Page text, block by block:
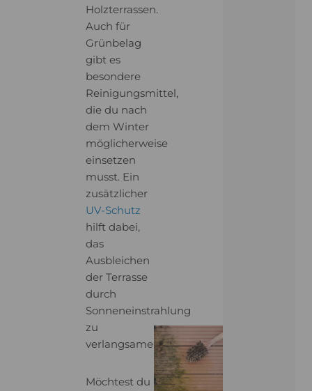
Holzterrassen.
Auch für
Grünbelag
gibt es
besondere
Reinigungsmittel,
die du nach
dem Winter
möglicherweise
einsetzen
musst. Ein
zusätzlicher
UV-Schutz
hilft dabei,
das
Ausbleichen
der Terrasse
durch
Sonneneinstrahlung
zu
verlangsamen.
Möchtest du